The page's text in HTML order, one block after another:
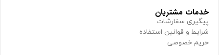
خدمات مشتریان
پیگیری سفارشات
شرایط و قوانین استفاده
حریم خصوصی